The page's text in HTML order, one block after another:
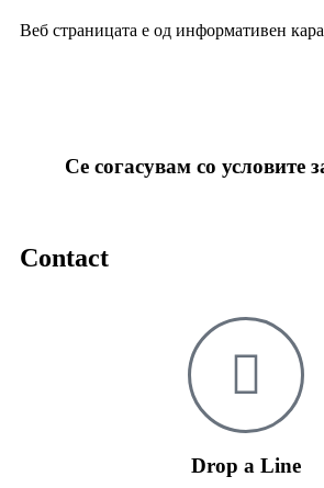
Веб страницата е од информативен
Се согасувам со условите
Contact
Drop a Line